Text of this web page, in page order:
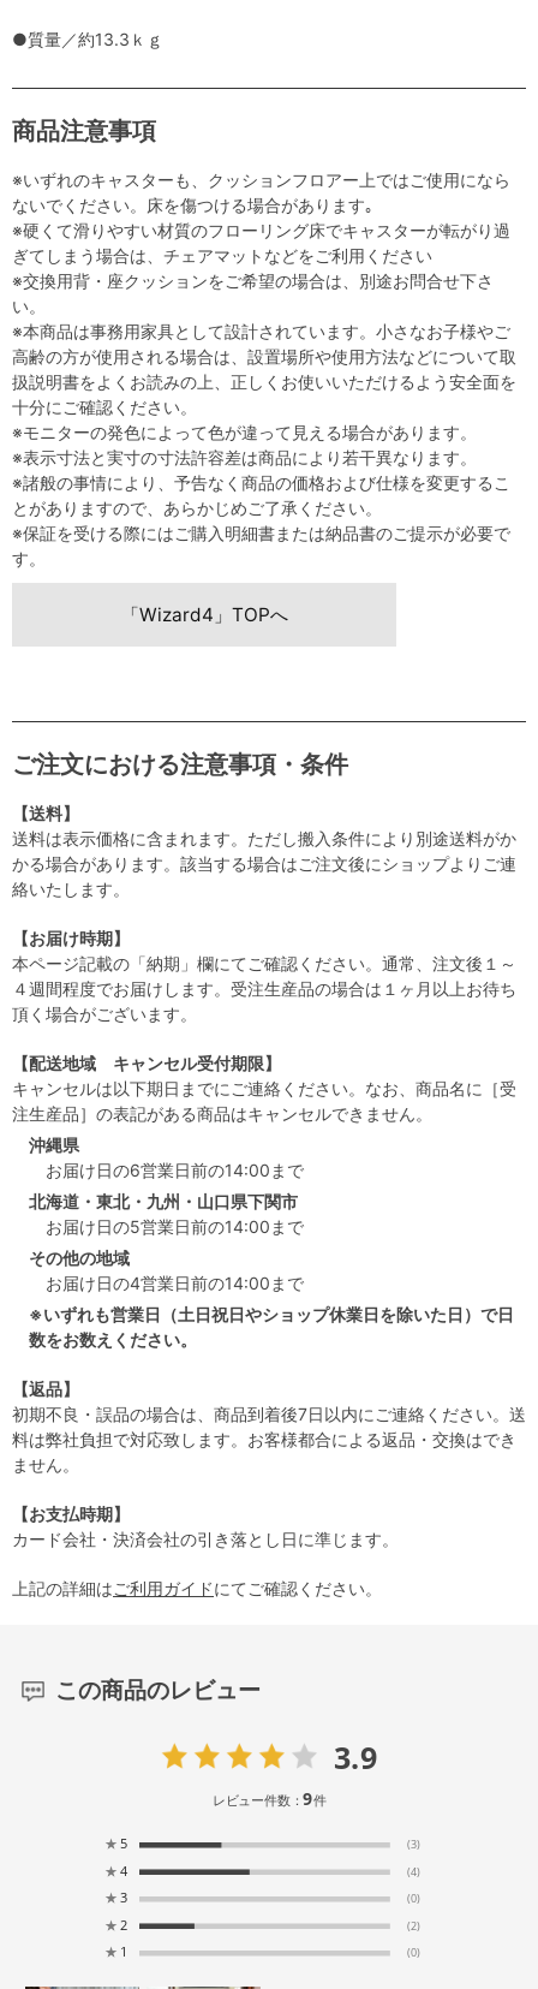
●質量／約13.3ｋｇ
商品注意事項
※いずれのキャスターも、クッションフロアー上ではご使用になら
ないでください。床を傷つける場合があります｡
※硬くて滑りやすい材質のフローリング床でキャスターが転がり過
ぎてしまう場合は、チェアマットなどをご利用ください
※交換用背・座クッションをご希望の場合は、別途お問合せ下さ
い。
※本商品は事務用家具として設計されています。小さなお子様やご
高齢の方が使用される場合は、設置場所や使用方法などについて取
扱説明書をよくお読みの上、正しくお使いいただけるよう安全面を
十分にご確認ください。
※モニターの発色によって色が違って見える場合があります。
※表示寸法と実寸の寸法許容差は商品により若干異なります。
※諸般の事情により、予告なく商品の価格および仕様を変更するこ
とがありますので、あらかじめご了承ください。
※保証を受ける際にはご購入明細書または納品書のご提示が必要で
す。
「Wizard4」TOPへ
ご注文における注意事項・条件
【送料】
送料は表示価格に含まれます。ただし搬入条件により別途送料がか
かる場合があります。該当する場合はご注文後にショップよりご連
絡いたします。
【お届け時期】
本ページ記載の「納期」欄にてご確認ください。通常、注文後１～
４週間程度でお届けします。受注生産品の場合は１ヶ月以上お待ち
頂く場合がございます。
【配送地域 キャンセル受付期限】
キャンセルは以下期日までにご連絡ください。なお、商品名に［受
注生産品］の表記がある商品はキャンセルできません。
沖縄県
お届け日の6営業日前の14:00まで
北海道・東北・九州・山口県下関市
お届け日の5営業日前の14:00まで
その他の地域
お届け日の4営業日前の14:00まで
※いずれも営業日（土日祝日やショップ休業日を除いた日）で日
数をお数えください。
【返品】
初期不良・誤品の場合は、商品到着後7日以内にご連絡ください。送
料は弊社負担で対応致します。お客様都合による返品・交換はでき
ません。
【お支払時期】
カード会社・決済会社の引き落とし日に準じます。
上記の詳細はご利用ガイドにてご確認ください。
この商品のレビュー
3.9
レビュー件数：9件
★ 5 (3)
★ 4 (4)
★ 3 (0)
★ 2 (2)
★ 1 (0)